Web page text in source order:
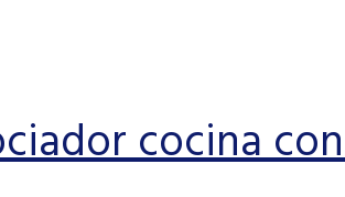
cocina